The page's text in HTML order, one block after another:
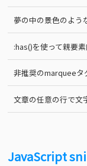
夢の中の景色のよう
:has()を使って親要
非推奨のmarqueeタ
文章の任意の行で文
JavaScript